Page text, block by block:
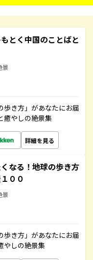
とく中国のことばと
景
歩き方」があなたにお届
癒やしの絶景集
詳細を見る
なる！地球の歩き方
００
景
歩き方」があなたにお届
やしの絶景集